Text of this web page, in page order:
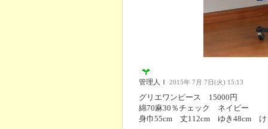
管理人Ｉ 2015年 7月 7日(火) 15:13
グリエワンピース 15000円
綿70麻30％チェック ネイビー
身巾55cm 丈112cm ゆき48cm け